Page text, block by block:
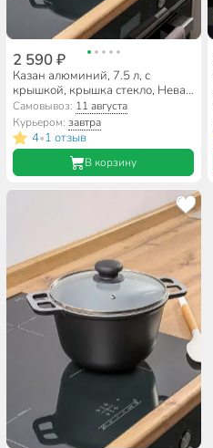
2 590 ₽
Казан алюминий, 7.5 л, с
крышкой, крышка стекло, Нева
Металл Посуда, НС0875д
Самовывоз: 11 августа
Курьером:завтра
4•1 отзыв
В корзину